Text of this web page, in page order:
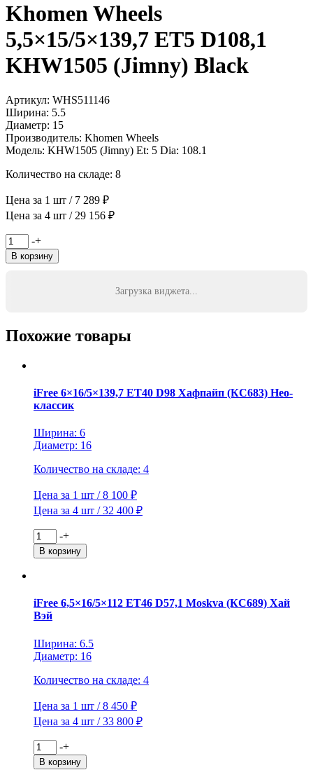
Khomen Wheels
5,5×15/5×139,7 ET5 D108,1
KHW1505 (Jimny) Black
Артикул: WHS511146
Ширина: 5.5
Диаметр: 15
Производитель: Khomen Wheels
Модель: KHW1505 (Jimny) Et: 5 Dia: 108.1
Количество на складе: 8
Цена за 1 шт / 7 289 ₽
Цена за 4 шт / 29 156 ₽
Количество
товара
Khomen
KHW1505
(Jimny)
-+
В корзину
Загрузка виджета...
Похожие товары
iFree 6×16/5×139,7 ET40 D98 Хафпайп (КС683) Нео-
классик
Ширина: 6
Диаметр: 16
Количество на складе: 4
Цена за 1 шт / 8 100 ₽
Цена за 4 шт / 32 400 ₽
Количество
товара
iFree
D98
Хафпайп
(КС683)
классик
-+
В корзину
iFree 6,5×16/5×112 ET46 D57,1 Moskva (КС689) Хай
Вэй
Ширина: 6.5
Диаметр: 16
Количество на складе: 4
Цена за 1 шт / 8 450 ₽
Цена за 4 шт / 33 800 ₽
Количество
товара
iFree
-+
В корзину